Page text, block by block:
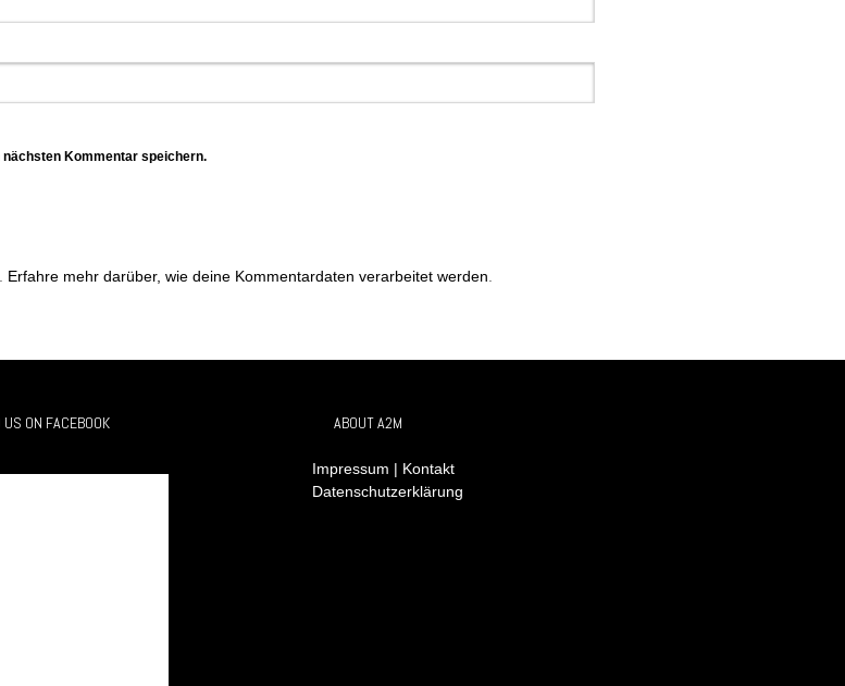
Kommentar speichern.
Erfahre mehr darüber, wie deine Kommentardaten verarbeitet werden
US ON FACEBOOK ABOUT A2M
Impressum | Kontakt
Datenschutzerklärung